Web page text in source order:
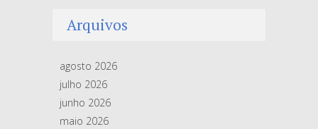
Arquivos
agosto 2026
julho 2026
junho 2026
maio 2026